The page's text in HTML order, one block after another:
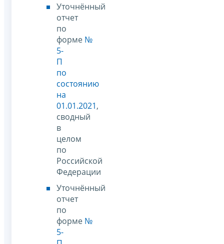
Уточнённый
отчет
по
форме №
5-
П
по
состоянию
на
01.01.2021,
сводный
в
целом
по
Российской
Федерации
Уточнённый
отчет
по
форме №
5-